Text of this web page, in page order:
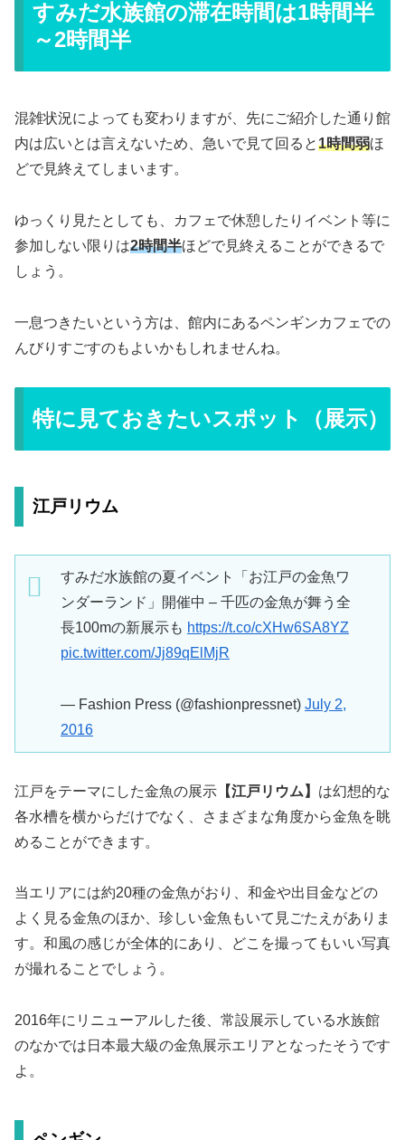
すみだ水族館の滞在時間は1時間半
～2時間半
混雑状況によっても変わりますが、先にご紹介した通り館
内は広いとは言えないため、急いで見て回ると1時間弱ほ
どで見終えてしまいます。
ゆっくり見たとしても、カフェで休憩したりイベント等に
参加しない限りは2時間半ほどで見終えることができるで
しょう。
一息つきたいという方は、館内にあるペンギンカフェでの
んびりすごすのもよいかもしれませんね。
特に見ておきたいスポット（展示）
江戸リウム
すみだ水族館の夏イベント「お江戸の金魚ワ
ンダーランド」開催中 – 千匹の金魚が舞う全
長100mの新展示も https://t.co/cXHw6SA8YZ
pic.twitter.com/Jj89qElMjR
— Fashion Press (@fashionpressnet) July 2,
2016
江戸をテーマにした金魚の展示 【江戸リウム】 は幻想的な
各水槽を横からだけでなく、さまざまな角度から金魚を眺
めることができます。
当エリアには約20種の金魚がおり、和金や出目金などの
よく見る金魚のほか、珍しい金魚もいて見ごたえがありま
す。和風の感じが全体的にあり、どこを撮ってもいい写真
が撮れることでしょう。
2016年にリニューアルした後、常設展示している水族館
のなかでは日本最大級の金魚展示エリアとなったそうです
よ。